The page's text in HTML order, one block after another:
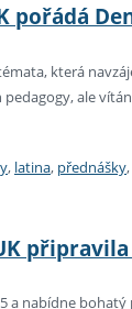
pořádá
která
ale
, latina, přednášky,
a nabídne